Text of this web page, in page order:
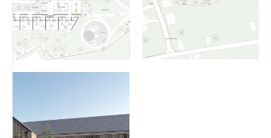
registriranim uporabnikom. Da lahko do nje
dostopate, se je potrebno prijaviti.